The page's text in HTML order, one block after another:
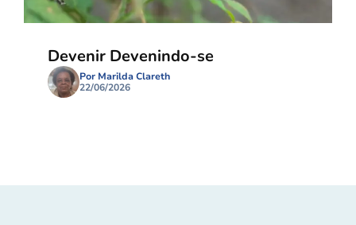
Devenir Devenindo-se
Por Marilda Clareth
22/06/2026